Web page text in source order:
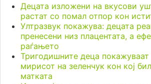
Децата изложени на вкусови
растат со помал отпор кон
Ултразвук покажува: децата
пренесени низ плацентата, а
раѓањето
Тригодишните деца
мирисот на зеленчук кон кој
матката